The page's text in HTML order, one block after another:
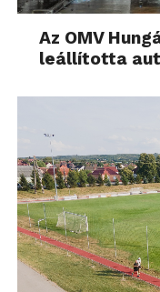
Az OMV
leállította